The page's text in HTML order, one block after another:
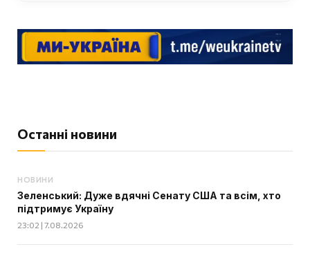
Останні новини
НОВИНИ
Зеленський: Дуже вдячні Сенату США та всім, хто
підтримує Україну
23:02 | 7.08.2026